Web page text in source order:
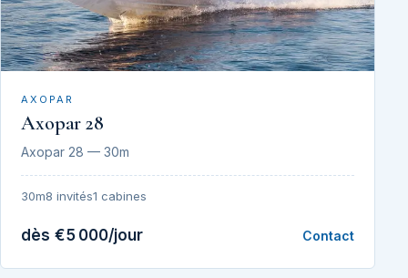
AXOPAR
Axopar 28
Axopar 28 — 30m
30m8 invités1 cabines
dès €5 000/jour Contact